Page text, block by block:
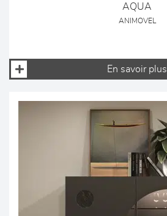
AQUA
ANIMOVEL
En savoir plus